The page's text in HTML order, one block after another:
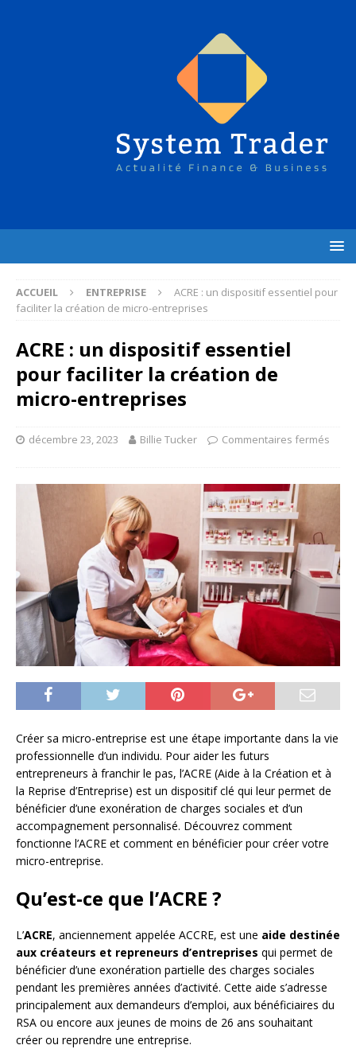
ACCUEIL ENTREPRISE
ACRE : un dispositif essentiel pour
faciliter la création de micro-entreprises
ACRE : un dispositif essentiel
pour faciliter la création de
micro-entreprises
décembre 23, 2023 Billie Tucker Commentaires fermés
Créer sa micro-entreprise est une étape importante dans la vie
professionnelle d’un individu. Pour aider les futurs
entrepreneurs à franchir le pas, l’ACRE (Aide à la Création et à
la Reprise d’Entreprise) est un dispositif clé qui leur permet de
bénéficier d’une exonération de charges sociales et d’un
accompagnement personnalisé. Découvrez comment
fonctionne l’ACRE et comment en bénéficier pour créer votre
micro-entreprise.
Qu’est-ce que l’ACRE ?
L’ACRE, anciennement appelée ACCRE, est une aide destinée
aux créateurs et repreneurs d’entreprises qui permet de
bénéficier d’une exonération partielle des charges sociales
pendant les premières années d’activité. Cette aide s’adresse
principalement aux demandeurs d’emploi, aux bénéficiaires du
RSA ou encore aux jeunes de moins de 26 ans souhaitant
créer ou reprendre une entreprise.